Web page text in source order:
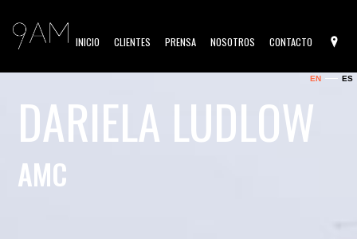
INICIO CLIENTES PRENSA NOSOTROS CONTACTO
EN ES
DARIELA LUDLOW
AMC